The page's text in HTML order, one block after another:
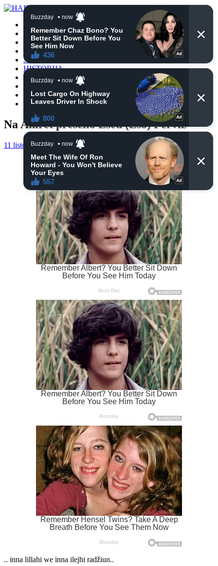
VIJESTI
BIH
TURSKA
SVIJET
HISTORIJA
RELIGIJA
ZANIMLJIVOSTI
CRNA HRONIKA
OBAVIJESTI
Na Ahiret preselio Esed (Eso) Perviz
11 listopada, 2024 haberhana
.. inna lillahi we inna ilejhi radžiun..